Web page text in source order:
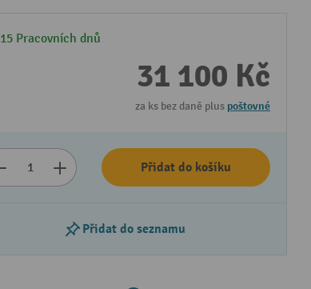
15 Pracovních dnů
31 100 Kč
za ks bez daně plus poštovné
Přidat do košíku
Přidat do seznamu